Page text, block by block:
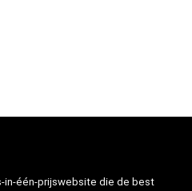
in-één-prijswebsite die de best